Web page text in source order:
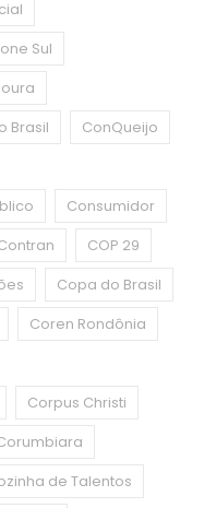
Sul
Brasil
ConQueijo
Consumidor
COP 29
Copa do Brasil
Coren Rondônia
Corpus Christi
de Talentos